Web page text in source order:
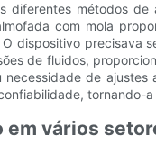
diferentes métodos
com mola
dispositivo precisava
de fluidos,
necessidade de
tornando-
em vários